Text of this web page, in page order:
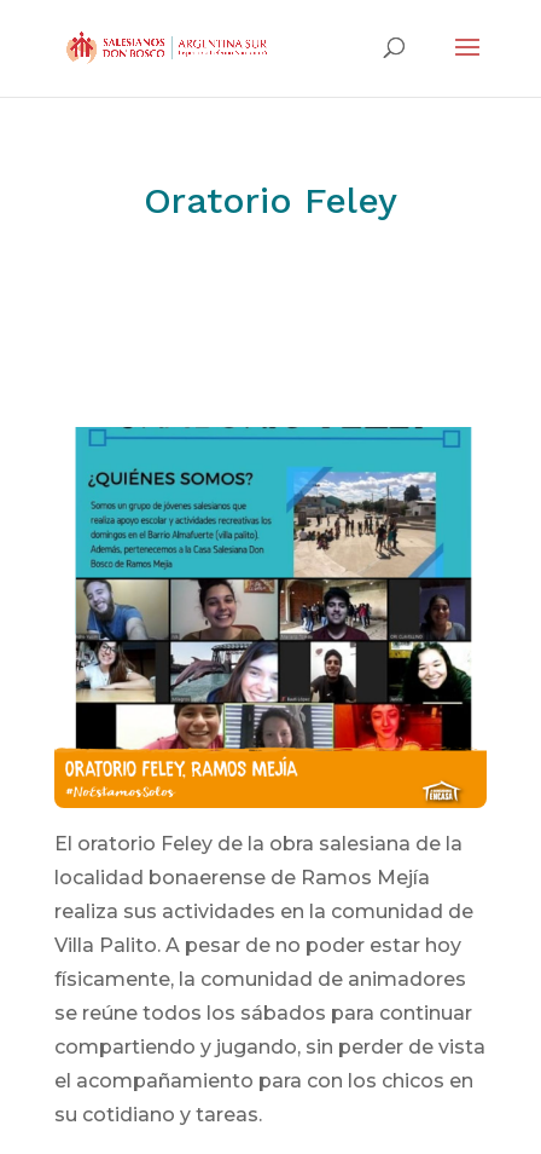
Oratorio Feley
El oratorio Feley de la obra salesiana de la
localidad bonaerense de Ramos Mejía
realiza sus actividades en la comunidad de
Villa Palito. A pesar de no poder estar hoy
físicamente, la comunidad de animadores
se reúne todos los sábados para continuar
compartiendo y jugando, sin perder de vista
el acompañamiento para con los chicos en
su cotidiano y tareas.